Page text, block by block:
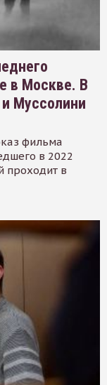
в Москве. В
Муссолини
фильма
в 2022
проходит в